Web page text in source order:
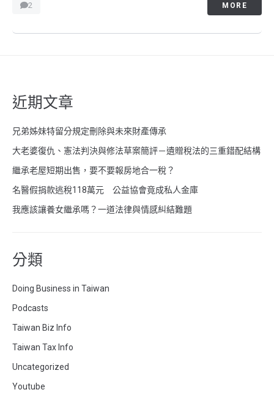
2 MORE
近期文章
兄弟姊妹特留分規定刪除與未來財產傳承
大老婆復仇、憲法判決與修法草案簡評－遺贈稅法的三重錯配結構
繼承老屋短期出售，要不要報房地合一稅？
名醫假捐款逃稅118萬元 公益協會竟成私人金庫
我應該讓養女繼承嗎？一道法律與情感糾結難題
分類
Doing Business in Taiwan
Podcasts
Taiwan Biz Info
Taiwan Tax Info
Uncategorized
Youtube